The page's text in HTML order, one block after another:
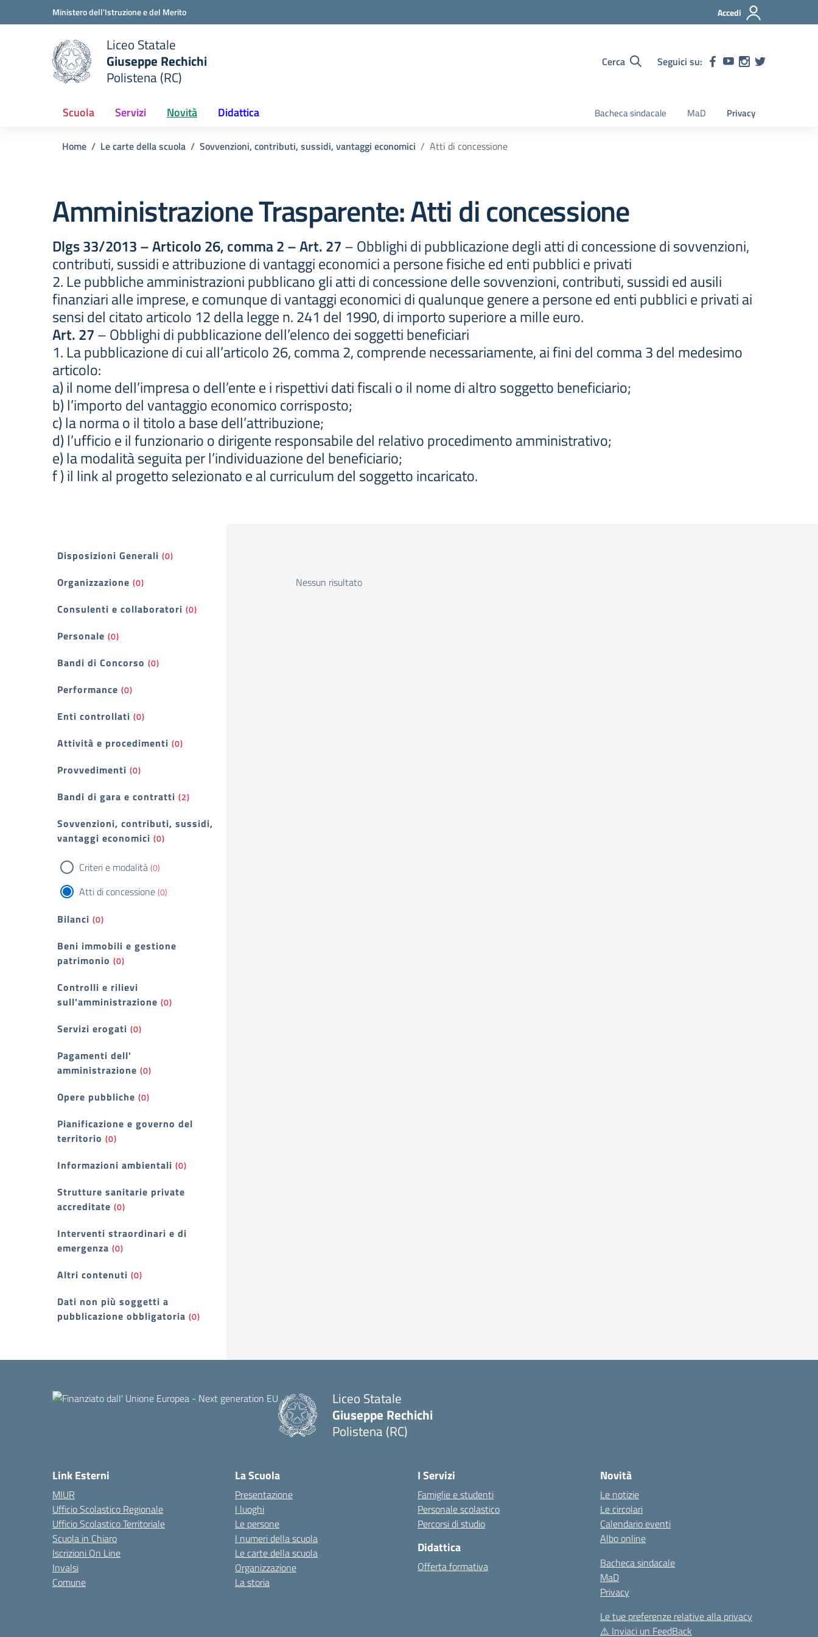
Vai ai contenuti
Vai al menu di navigazioneMinistero dell'Istruzione e del Merito Accedi
scuola
Liceo Statale
Giuseppe Rechichi
Polistena (RC)
Cerca Seguici su:
Scuola Servizi Novità Didattica Bacheca sindacale MaD Privacy
Home Le carte della scuola Sovvenzioni, contributi, sussidi, vantaggi economici Atti di concessione
Amministrazione Trasparente:Atti di concessione
Dlgs 33/2013 – Articolo 26, comma 2 – Art. 27– Obblighi di pubblicazione degli atti di concessione di sovvenzioni,
contributi, sussidi e attribuzione di vantaggi economici a persone fisiche ed enti pubblici e privati
2. Le pubbliche amministrazioni pubblicano gli atti di concessione delle sovvenzioni, contributi, sussidi ed ausili
finanziari alle imprese, e comunque di vantaggi economici di qualunque genere a persone ed enti pubblici e privati ai
sensi del citato articolo 12 della legge n. 241 del 1990, di importo superiore a mille euro.
Art. 27– Obblighi di pubblicazione dell’elenco dei soggetti beneficiari
1. La pubblicazione di cui all’articolo 26, comma 2, comprende necessariamente, ai fini del comma 3 del medesimo
articolo:
a) il nome dell’impresa o dell’ente e i rispettivi dati fiscali o il nome di altro soggetto beneficiario;
b) l’importo del vantaggio economico corrisposto;
c) la norma o il titolo a base dell’attribuzione;
d) l’ufficio e il funzionario o dirigente responsabile del relativo procedimento amministrativo;
e) la modalità seguita per l’individuazione del beneficiario;
f ) il link al progetto selezionato e al curriculum del soggetto incaricato.
Filtri
Disposizioni Generali (0)
Organizzazione (0)
Consulenti e collaboratori (0)
Personale (0)
Bandi di Concorso (0)
Performance (0)
Enti controllati (0)
Attività e procedimenti (0)
Provvedimenti (0)
Bandi di gara e contratti (2)
Sovvenzioni, contributi, sussidi,
vantaggi economici (0)
Criteri e modalità(0)
Atti di concessione(0)
Bilanci (0)
Beni immobili e gestione
patrimonio (0)
Controlli e rilievi
sull'amministrazione (0)
Servizi erogati (0)
Pagamenti dell'
amministrazione (0)
Opere pubbliche (0)
Pianificazione e governo del
territorio (0)
Informazioni ambientali (0)
Strutture sanitarie private
accreditate (0)
Interventi straordinari e di
emergenza (0)
Altri contenuti (0)
Dati non più soggetti a
pubblicazione obbligatoria (0)
Nessun risultato
Liceo Statale
Giuseppe Rechichi
Polistena (RC)
Link Esterni
MIUR
Ufficio Scolastico Regionale
Ufficio Scolastico Territoriale
Scuola in Chiaro
Iscrizioni On Line
Invalsi
Comune
La Scuola
Presentazione
I luoghi
Le persone
I numeri della scuola
Le carte della scuola
Organizzazione
La storia
I Servizi
Famiglie e studenti
Personale scolastico
Percorsi di studio
Didattica
Offerta formativa
Novità
Le notizie
Le circolari
Calendario eventi
Albo online
Bacheca sindacale
MaD
Privacy
Le tue preferenze relative alla privacy
⚠️ Inviaci un FeedBack